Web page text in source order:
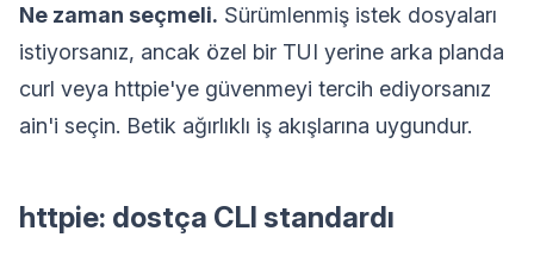
Ne zaman seçmeli. Sürümlenmiş istek dosyaları
istiyorsanız, ancak özel bir TUI yerine arka planda
curl veya httpie'ye güvenmeyi tercih ediyorsanız
ain'i seçin. Betik ağırlıklı iş akışlarına uygundur.
httpie: dostça CLI standardı